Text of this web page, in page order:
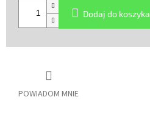
POWIADOM MNIE
jednostkowa:
Dodaj do koszyka